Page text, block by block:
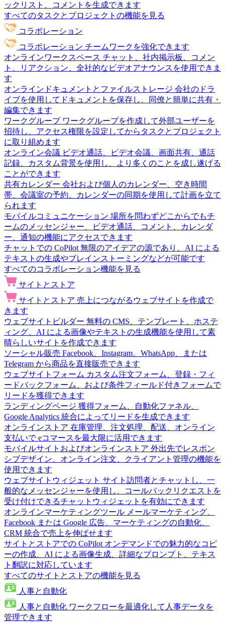
ックリスト、コメントを生成できます
すべてのタスクとプロジェクトの機能を見る
コラボレーション
コラボレーション チームワークを強化できます
オンラインワークスペース チャット、社内掲示板、コメン
ト、リアクション、全社的なビデオアナウンスを使用できま
す
オンラインドキュメントとファイルストレージ 会社のドラ
イブを使用してドキュメントを保存し、同僚と簡単に共有・
編集できます
ワークグループ ワークグループを作成して外部ユーザーを
招待し、アクセス権限を設定してからタスクとプロジェクト
に取り組めます
オンライン会議 ビデオ通話、ビデオ会議、画面共有、通話
記録、カスタム背景を使用し、より多くのことを成し遂げる
ことができます
共有カレンダー 会社および個人のカレンダー、空き時間
帯、会議室の予約、カレンダーの同期を使用して計画を立て
られます
モバイルコミュニケーション 場所を問わずどこからでもチ
ームのメッセンジャー、ビデオ通話、コメント、カレンダ
ー、通知の機能にアクセスできます
チャットでの CoPilot 無限のアイデアの源であり、AI による
テキストの生成やブレインストーミングなどが可能です
すべてのコラボレーション機能を見る
サイトとストア
サイトとストア 売上につながるウェブサイトを作成で
きます
ウェブサイトビルダー 無料の CMS、テンプレート、ホステ
ィング、AI による画像やテキストの生成機能を使用して素
晴らしいサイトを作成できます
ソーシャル販売 Facebook、Instagram、WhatsApp、または
Telegram から商品を直接販売できます
ウェブサイトフォーム カスタム注文フォーム、登録・フィ
ードバックフォーム、および条件フィールド付きフォームで
リードを獲得できます
ランディングページ 獲得フォーム、自動化ファネル、
Google Analytics 統合によってリードを生成できます
オンラインストア 在庫管理、注文処理、配送、オンライン
支払いで eコマースを最大限に活用できます
モバイルサイトおよびオンラインストア 外出先でレスポン
シブデザイン、オンライン注文、クライアント管理の機能を
使用できます
ウェブサイトウィジェット サイト訪問者とチャットし、一
般的なメッセンジャーを使用し、コールバックリクエストを
受け付けできるチャットウィジェットを有効にできます
オンラインマーケティングツール メールマーケティング、
Facebook または Google 広告、マーケティングの自動化、
CRM 統合で売上を伸ばせます
サイトとストアでの CoPilot オンデマンドでの魅力的なコピ
ーの作成、AI による画像生成、詳細なプロンプト、テキス
ト翻訳に対応しています
すべてのサイトとストアの機能を見る
人事と自動化
人事と自動化 ワークフローを最適化して人事データを
管理できます